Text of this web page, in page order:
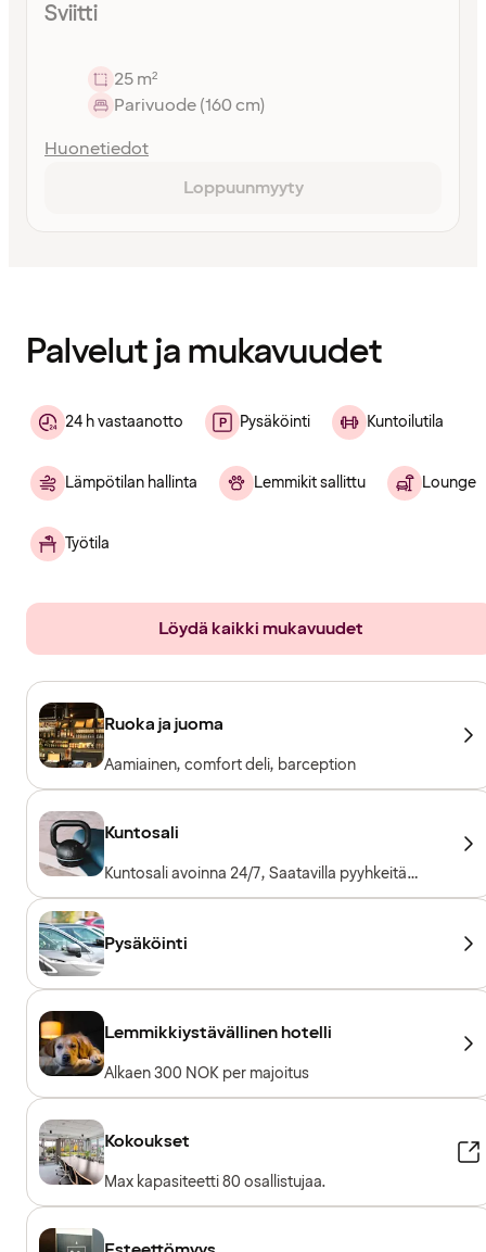
Sviitti
25 m²
Parivuode (160 cm)
Huonetiedot
Loppuunmyyty
Palvelut ja mukavuudet
24 h vastaanotto Pysäköinti Kuntoilutila
Lämpötilan hallinta Lemmikit sallittu Lounge
Työtila
Löydä kaikki mukavuudet
Ruoka ja juoma
Aamiainen, comfort deli, barception
Kuntosali
Kuntosali avoinna 24/7, Saatavilla pyyhkeitä
lainaksi, Kuntosalilaitteet, Kardiolaitteet,
Pysäköinti
Lemmikkiystävällinen hotelli
Alkaen 300 NOK per majoitus
Kokoukset
Max kapasiteetti 80 osallistujaa.